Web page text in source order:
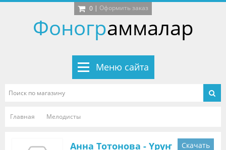
0 | Оформить заказ
Фонограммалар
Меню сайта
Главная Мелодисты
Анна Тотонова - Үрүҥ
Скачать